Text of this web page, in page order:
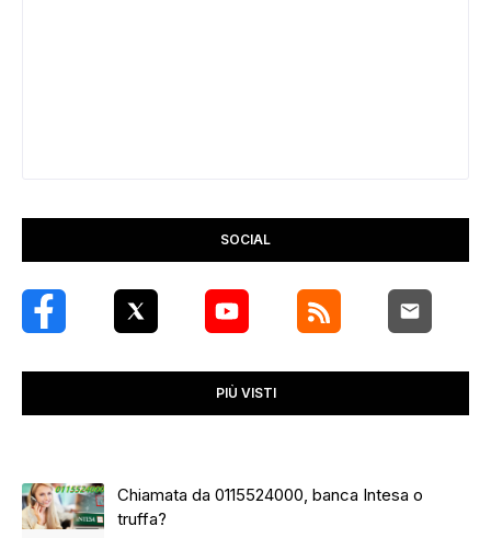
SOCIAL
PIÙ VISTI
Chiamata da 0115524000, banca Intesa o
truffa?